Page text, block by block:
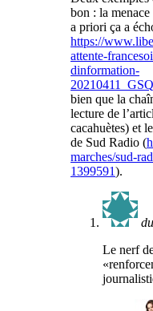
bon : la
a priori ça a
https://
attente-
dinformation-
bien que la
lecture de
cacahuètes) et
de Sud Radio (
marches/sud-
1399591).
Le nerf